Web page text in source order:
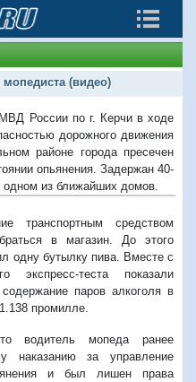
(видео)
России по г. Керчи в ходе
дорожного движения
районе города пресечен
опьянения. Задержан 40-
из ближайших домов.
транспортным средством
в магазин. До этого
одну бутылку пива. Вместе с
экспресс-теста показали
паров алкоголя в
промилле.
водитель мопеда ранее
наказанию за управление
и был лишен права